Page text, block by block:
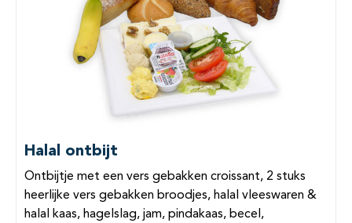
Halal ontbijt
Ontbijtje met een vers gebakken croissant, 2 stuks
heerlijke vers gebakken broodjes, halal vleeswaren &
halal kaas, hagelslag, jam, pindakaas, becel,